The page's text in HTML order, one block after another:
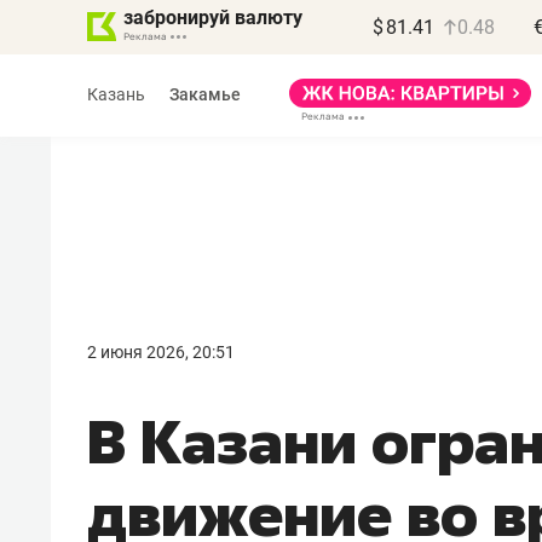
забронируй валюту $ 81.41 0.48
Казань Закамье
2 июня 2026, 20:51
В Казани
движение во
правил, бизнес может
потерять минимум